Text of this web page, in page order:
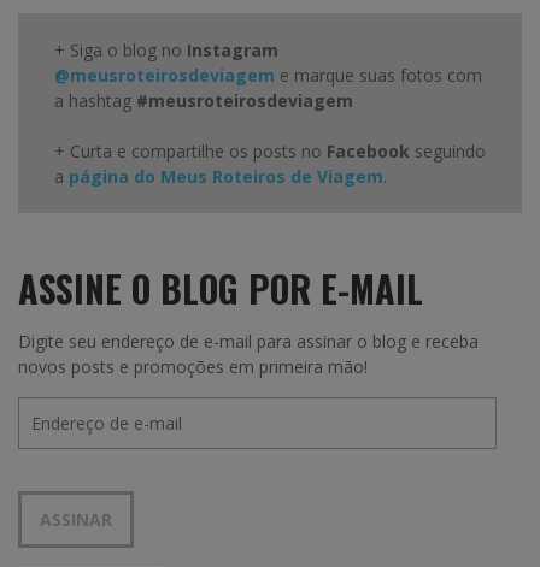
+ Siga o blog no Instagram
@meusroteirosdeviagem e marque suas fotos com
a hashtag #meusroteirosdeviagem
+ Curta e compartilhe os posts no Facebook seguindo
a página do Meus Roteiros de Viagem.
ASSINE O BLOG POR E-MAIL
Digite seu endereço de e-mail para assinar o blog e receba
novos posts e promoções em primeira mão!
de
ASSINAR